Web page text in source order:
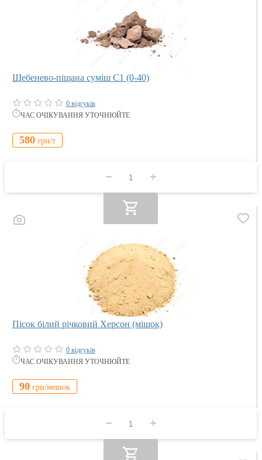
Щебенево-піщана суміш С1 (0-40)
0 відгуків
ЧАС ОЧІКУВАННЯ УТОЧНЮЙТЕ
580 грн/т
Пісок білий річковий Херсон (мішок)
0 відгуків
ЧАС ОЧІКУВАННЯ УТОЧНЮЙТЕ
90 грн/мешок